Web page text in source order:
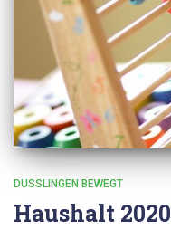
DUSSLINGEN BEWEGT
Haushalt 2020